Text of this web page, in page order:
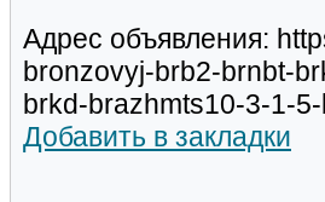
Адрес объявления:
bronzovyj-brb2-brnbt-
brkd-brazhmts10-3-1-
Добавить в закладки